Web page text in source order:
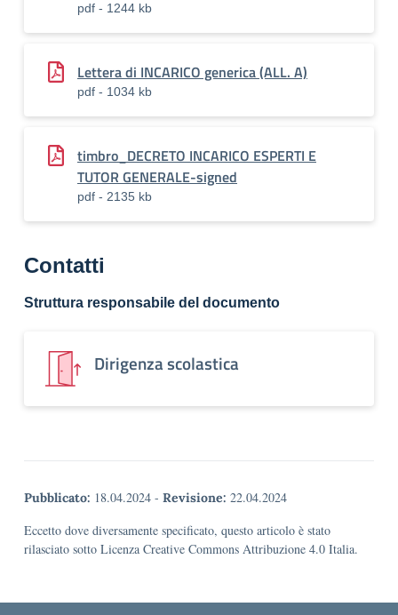
pdf - 1244 kb
Lettera di INCARICO generica (ALL. A)
pdf - 1034 kb
timbro_DECRETO INCARICO ESPERTI E
TUTOR GENERALE-signed
pdf - 2135 kb
Contatti
Struttura responsabile del documento
Dirigenza scolastica
Pubblicato: 18.04.2024 - Revisione: 22.04.2024
Eccetto dove diversamente specificato, questo articolo è stato
rilasciato sotto Licenza Creative Commons Attribuzione 4.0 Italia.